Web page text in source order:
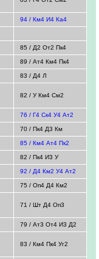
94 / Км4 И4 Ка4
85 / Д2 От2 Пк4
89 / Ат4 Км4 Пк4
83 / Д4 Л
82 / У Км4 См2
76 / Г4 Ск4 У4 Ат2
70 / Пк4 Д3 Км
85 / Км4 Ат4 Пк2
82 / Пк4 И3 У
92 / Д4 Км2 У4 Ат2
75 / Оп4 Д4 Км2
71 / Шт Д4 Оп3
79 / Ат3 От4 И3 Д2
83 / Км4 Пк4 Уг2